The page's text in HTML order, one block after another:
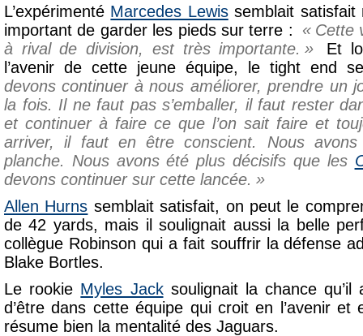
L’expérimenté Marcedes Lewissemblait satisfait
important de garder les pieds sur terre :
Cette
à rival de division, est très importante.
Et
l’avenir de cette jeune équipe, le tight end
devons continuer à nous améliorer, prendre un
la fois. Il ne faut pas s’emballer, il faut rester
et continuer à faire ce que l’on sait faire et
arriver, il faut en être conscient. Nous
planche. Nous avons été plus décisifs que les
devons continuer sur cette lancée.
Allen Hurns semblait satisfait, on peut le
de 42 yards, mais il soulignait aussi la belle
collègue Robinson qui a fait souffrir la défense
Blake Bortles.
Le rookie Myles Jacksoulignait la chance qu’il
d’être dans cette équipe qui croit en l’avenir et
résume bien la mentalité des Jaguars.